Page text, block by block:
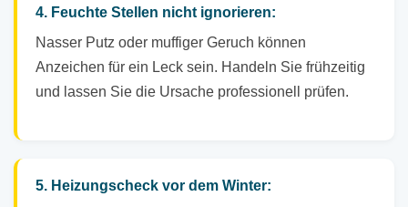
4. Feuchte Stellen nicht ignorieren:
Nasser Putz oder muffiger Geruch können
Anzeichen für ein Leck sein. Handeln Sie frühzeitig
und lassen Sie die Ursache professionell prüfen.
5. Heizungscheck vor dem Winter: